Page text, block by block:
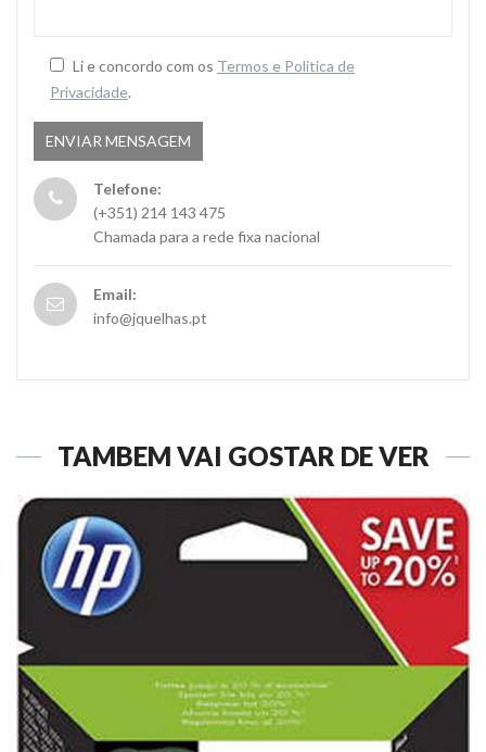
Li e concordo com os Termos e Politica de
Privacidade.
Telefone:
(+351) 214 143 475
Chamada para a rede fixa nacional
Email:
info@jquelhas.pt
TAMBÉM VAI GOSTAR DE VER